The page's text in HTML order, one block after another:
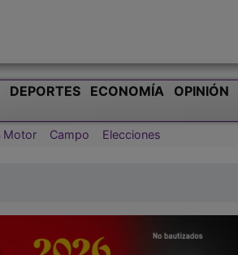
DEPORTES ECONOMÍA OPINIÓN
Motor Campo Elecciones